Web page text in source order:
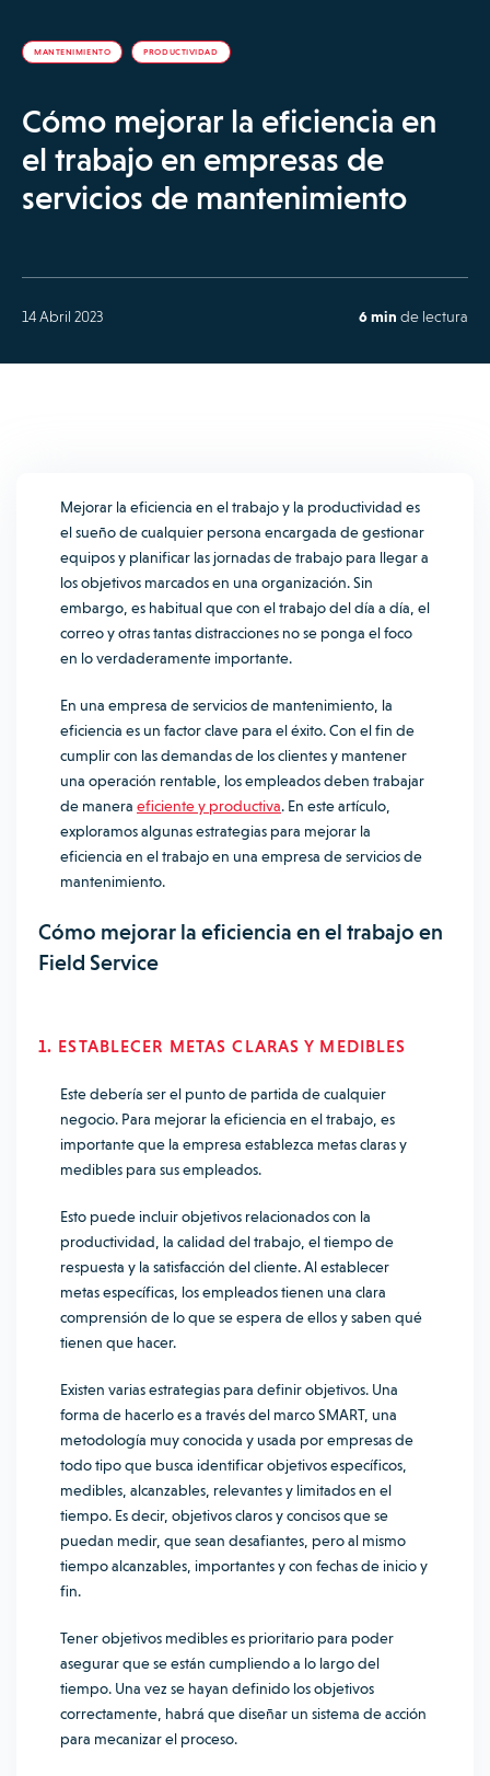
MANTENIMIENTO PRODUCTIVIDAD
Cómo mejorar la eficiencia en
el trabajo en empresas de
servicios de mantenimiento
14 Abril 2023 6 min de lectura
Mejorar la eficiencia en el trabajo y la productividad es
el sueño de cualquier persona encargada de gestionar
equipos y planificar las jornadas de trabajo para llegar a
los objetivos marcados en una organización. Sin
embargo, es habitual que con el trabajo del día a día, el
correo y otras tantas distracciones no se ponga el foco
en lo verdaderamente importante.
En una empresa de servicios de mantenimiento, la
eficiencia es un factor clave para el éxito. Con el fin de
cumplir con las demandas de los clientes y mantener
una operación rentable, los empleados deben trabajar
de manera eficiente y productiva. En este artículo,
exploramos algunas estrategias para mejorar la
eficiencia en el trabajo en una empresa de servicios de
mantenimiento.
Cómo mejorar la eficiencia en el trabajo en
Field Service
1. ESTABLECER METAS CLARAS Y MEDIBLES
Este debería ser el punto de partida de cualquier
negocio. Para mejorar la eficiencia en el trabajo, es
importante que la empresa establezca metas claras y
medibles para sus empleados.
Esto puede incluir objetivos relacionados con la
productividad, la calidad del trabajo, el tiempo de
respuesta y la satisfacción del cliente. Al establecer
metas específicas, los empleados tienen una clara
comprensión de lo que se espera de ellos y saben qué
tienen que hacer.
Existen varias estrategias para definir objetivos. Una
forma de hacerlo es a través del marco SMART, una
metodología muy conocida y usada por empresas de
todo tipo que busca identificar objetivos específicos,
medibles, alcanzables, relevantes y limitados en el
tiempo. Es decir, objetivos claros y concisos que se
puedan medir, que sean desafiantes, pero al mismo
tiempo alcanzables, importantes y con fechas de inicio y
fin.
Tener objetivos medibles es prioritario para poder
asegurar que se están cumpliendo a lo largo del
tiempo. Una vez se hayan definido los objetivos
correctamente, habrá que diseñar un sistema de acción
para mecanizar el proceso.